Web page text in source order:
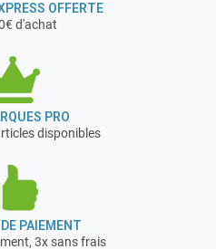
OFFERTE
d'achat
PRO
disponibles
PAIEMENT
3x sans frais